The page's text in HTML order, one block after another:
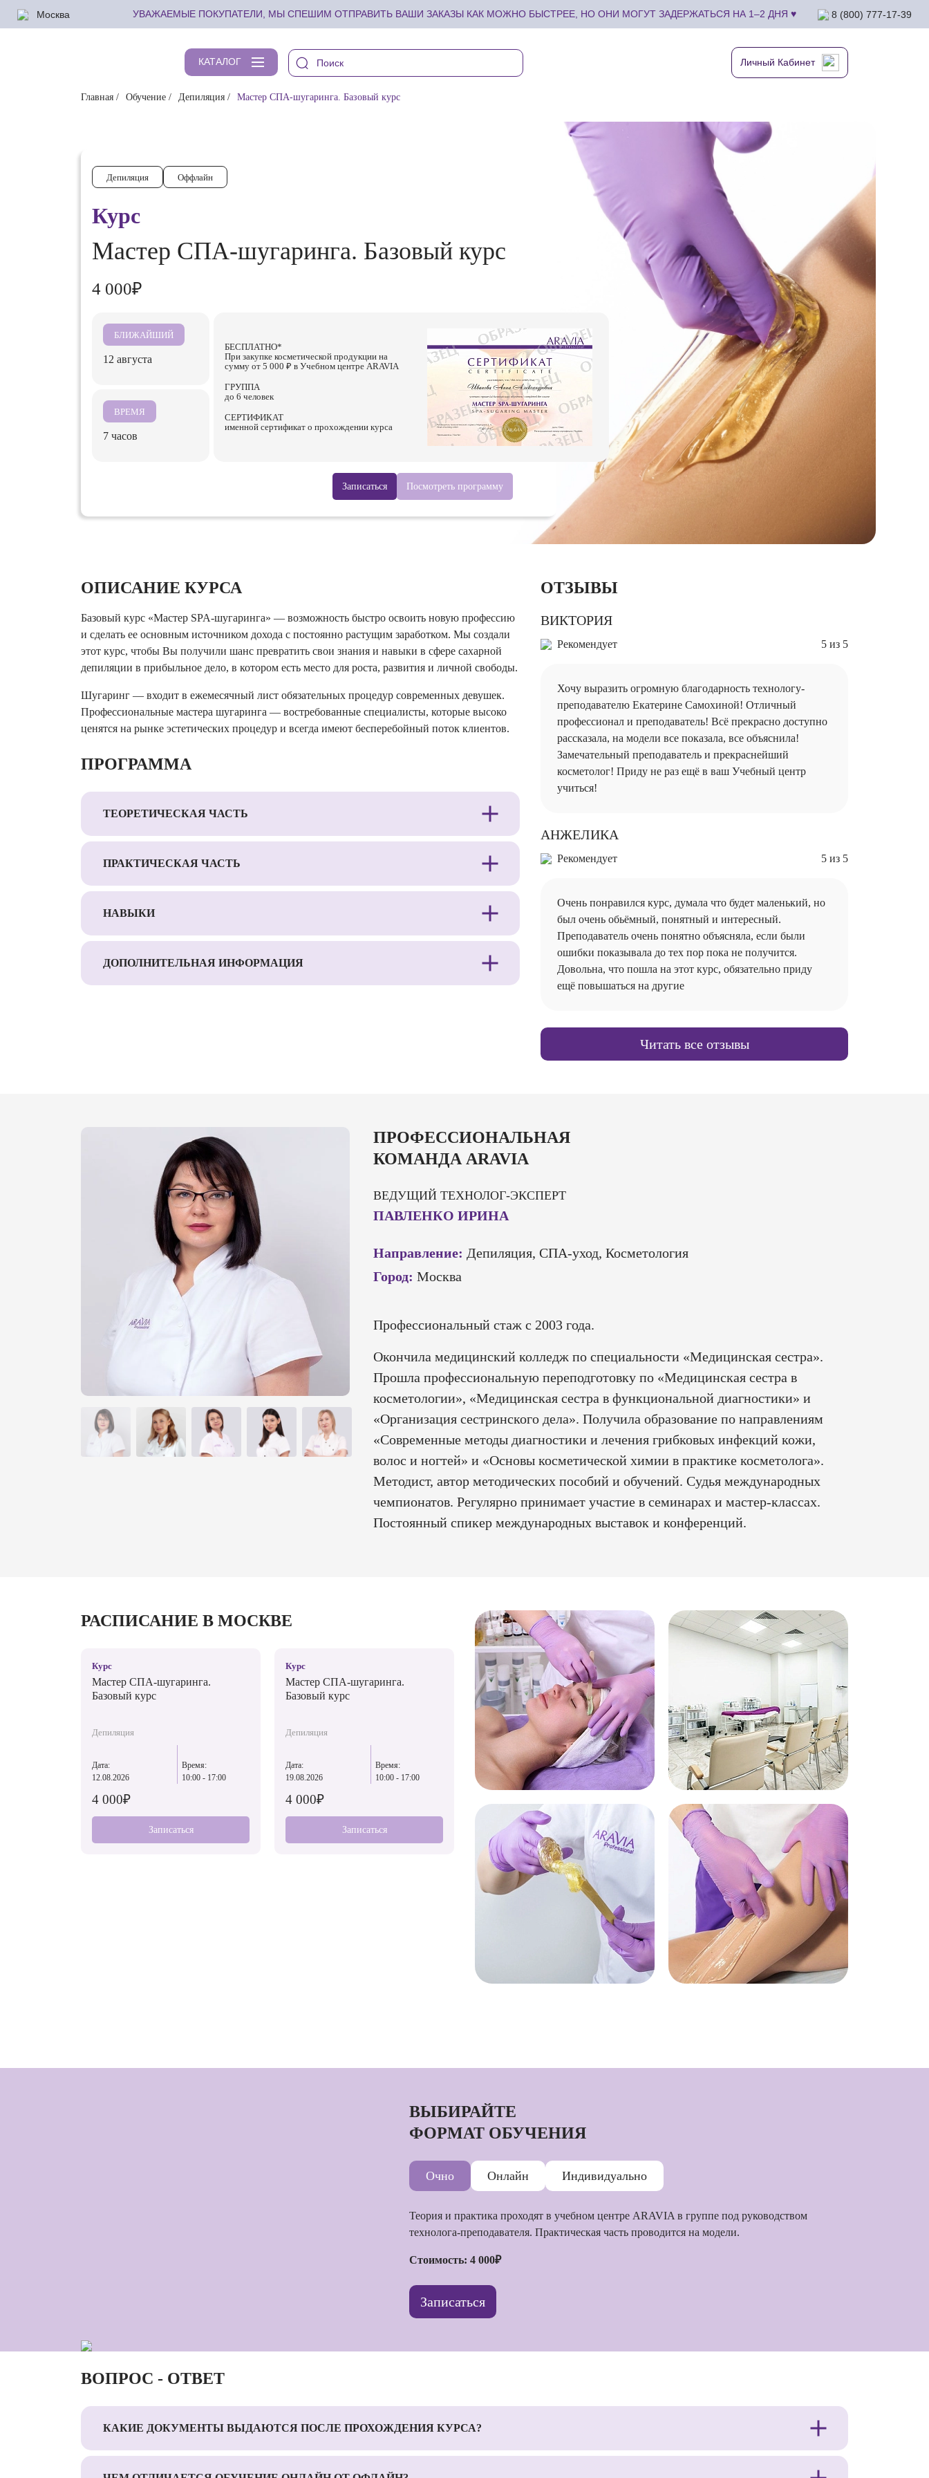
УВАЖАЕМЫЕ ПОКУПАТЕЛИ, МЫ СПЕШИМ ОТПРАВИТЬ ВАШИ ЗАКАЗЫ КАК МОЖНО БЫСТРЕЕ, НО ОНИ МОГУТ ЗАДЕРЖАТЬСЯ НА 1–2 ДНЯ ♥
Москва 8 (800) 777-17-39
КАТАЛОГ Личный Кабинет
Главная Обучение Депиляция Мастер СПА-шугаринга. Базовый курс
Депиляция Оффлайн
Курс
Мастер СПА-шугаринга. Базовый курс
4 000₽
БЛИЖАЙШИЙ
12 августа
ВРЕМЯ
7 часов
БЕСПЛАТНО*
При закупке косметической продукции на
сумму от 5 000 ₽ в Учебном центре ARAVIA
ГРУППА
до 6 человек
СЕРТИФИКАТ
именной сертификат о прохождении курса
Записаться Посмотреть программу
ОПИСАНИЕ КУРСА
Базовый курс «Мастер SPA-шугаринга» — возможность быстро освоить новую профессию
и сделать ее основным источником дохода с постоянно растущим заработком. Мы создали
этот курс, чтобы Вы получили шанс превратить свои знания и навыки в сфере сахарной
депиляции в прибыльное дело, в котором есть место для роста, развития и личной свободы.
Шугаринг — входит в ежемесячный лист обязательных процедур современных девушек.
Профессиональные мастера шугаринга — востребованные специалисты, которые высоко
ценятся на рынке эстетических процедур и всегда имеют бесперебойный поток клиентов.
ПРОГРАММА
ТЕОРЕТИЧЕСКАЯ ЧАСТЬ
ПРАКТИЧЕСКАЯ ЧАСТЬ
НАВЫКИ
ДОПОЛНИТЕЛЬНАЯ ИНФОРМАЦИЯ
ОТЗЫВЫ
ВИКТОРИЯ
Рекомендует 5 из 5
Хочу выразить огромную благодарность технологу-
преподавателю Екатерине Самохиной! Отличный
профессионал и преподаватель! Всё прекрасно доступно
рассказала, на модели все показала, все объяснила!
Замечательный преподаватель и прекраснейший
косметолог! Приду не раз ещё в ваш Учебный центр
учиться!
АНЖЕЛИКА
Рекомендует 5 из 5
Очень понравился курс, думала что будет маленький, но
был очень обьёмный, понятный и интересный.
Преподаватель очень понятно объясняла, если были
ошибки показывала до тех пор пока не получится.
Довольна, что пошла на этот курс, обязательно приду
ещё повышаться на другие
Читать все отзывы
ПРОФЕССИОНАЛЬНАЯ
КОМАНДА ARAVIA
ВЕДУЩИЙ ТЕХНОЛОГ-ЭКСПЕРТ
ПАВЛЕНКО ИРИНА
Направление: Депиляция, СПА-уход, Косметология
Город: Москва
Профессиональный стаж с 2003 года.
Окончила медицинский колледж по специальности «Медицинская сестра».
Прошла профессиональную переподготовку по «Медицинская сестра в
косметологии», «Медицинская сестра в функциональной диагностики» и
«Организация сестринского дела». Получила образование по направлениям
«Современные методы диагностики и лечения грибковых инфекций кожи,
волос и ногтей» и «Основы косметической химии в практике косметолога».
Методист, автор методических пособий и обучений. Судья международных
чемпионатов. Регулярно принимает участие в семинарах и мастер-классах.
Постоянный спикер международных выставок и конференций.
РАСПИСАНИЕ В МОСКВЕ
Курс
Мастер СПА-шугаринга.
Базовый курс
Депиляция
Дата:
12.08.2026
Время:
10:00 - 17:00
4 000₽
Записаться
Курс
Мастер СПА-шугаринга.
Базовый курс
Депиляция
Дата:
19.08.2026
Время:
10:00 - 17:00
4 000₽
Записаться
Курс
Мастер СПА-шугаринга.
Базовый курс
Депиляция
Дата:
Время:
10:00 - 17:00
Записаться
Депиляция
Дата:
31.08.2026
Время:
10:00 - 17:00
ВЫБИРАЙТЕ
ФОРМАТ ОБУЧЕНИЯ
Очно Онлайн Индивидуально
Теория и практика проходят в учебном центре ARAVIA в группе под руководством
технолога-преподавателя. Практическая часть проводится на модели.
Стоимость: 4 000₽
Записаться
ВОПРОС - ОТВЕТ
КАКИЕ ДОКУМЕНТЫ ВЫДАЮТСЯ ПОСЛЕ ПРОХОЖДЕНИЯ КУРСА?